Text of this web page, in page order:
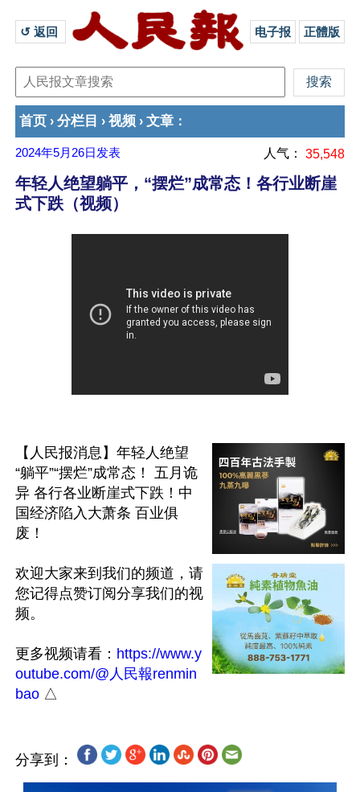
↺ 返回 电子报 正體版
首页 › 分栏目 › 视频 › 文章 ：
2024年5月26日 发表 人气： 35,548
年轻人绝望躺平，“摆烂”成常态！各行业断崖
式下跌（视频）
【人民报消息】年轻人绝望
“躺平”“摆烂”成常态！ 五月诡
异 各行各业断崖式下跌！中
国经济陷入大萧条 百业俱
废！
欢迎大家来到我们的频道，请
您记得点赞订阅分享我们的视
频。
更多视频请看： https://www.y
outube.com/@人民報renmin
bao
分享到：